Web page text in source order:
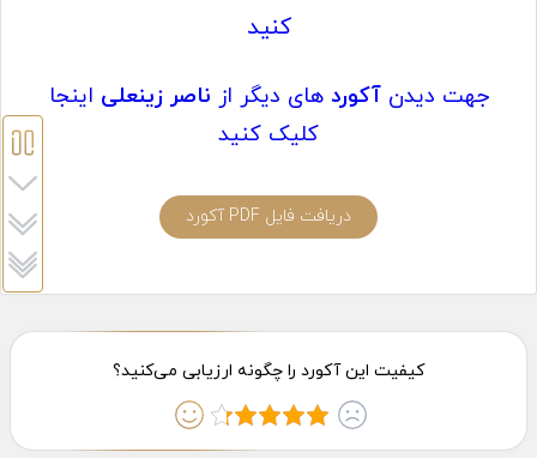
کنید
جهت دیدنآکورد های دیگر از ناصر زینعلی اینجا
کلیک کنید
دریافت فایل PDF آکورد